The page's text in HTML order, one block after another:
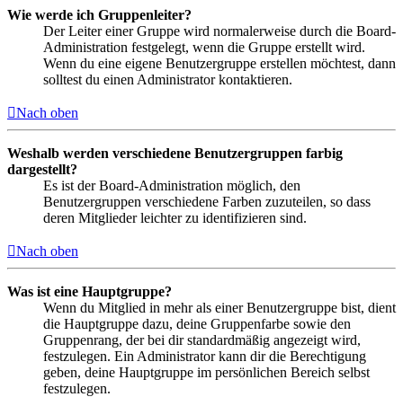
Wie werde ich Gruppenleiter?
Der Leiter einer Gruppe wird normalerweise durch die Board-
Administration festgelegt, wenn die Gruppe erstellt wird.
Wenn du eine eigene Benutzergruppe erstellen möchtest, dann
solltest du einen Administrator kontaktieren.
Nach oben
Weshalb werden verschiedene Benutzergruppen farbig
dargestellt?
Es ist der Board-Administration möglich, den
Benutzergruppen verschiedene Farben zuzuteilen, so dass
deren Mitglieder leichter zu identifizieren sind.
Nach oben
Was ist eine Hauptgruppe?
Wenn du Mitglied in mehr als einer Benutzergruppe bist, dient
die Hauptgruppe dazu, deine Gruppenfarbe sowie den
Gruppenrang, der bei dir standardmäßig angezeigt wird,
festzulegen. Ein Administrator kann dir die Berechtigung
geben, deine Hauptgruppe im persönlichen Bereich selbst
festzulegen.